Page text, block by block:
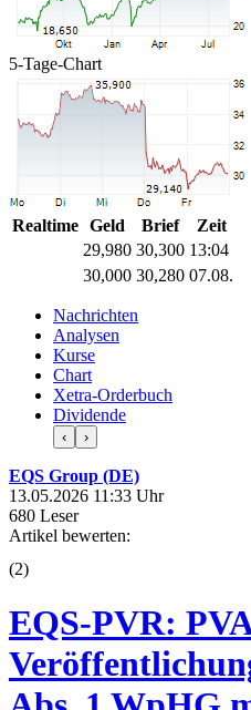
5-Tage-Chart
Realtime Geld Brief
Zeit
29,980 30,300 13:04
30,000 30,280 07.08.
Nachrichten
Analysen
Kurse
Chart
Xetra-Orderbuch
Dividende
‹ ›
EQS Group (DE)
13.05.2026 11:33 Uhr
680 Leser
Artikel bewerten:
(2)
EQS-PVR: